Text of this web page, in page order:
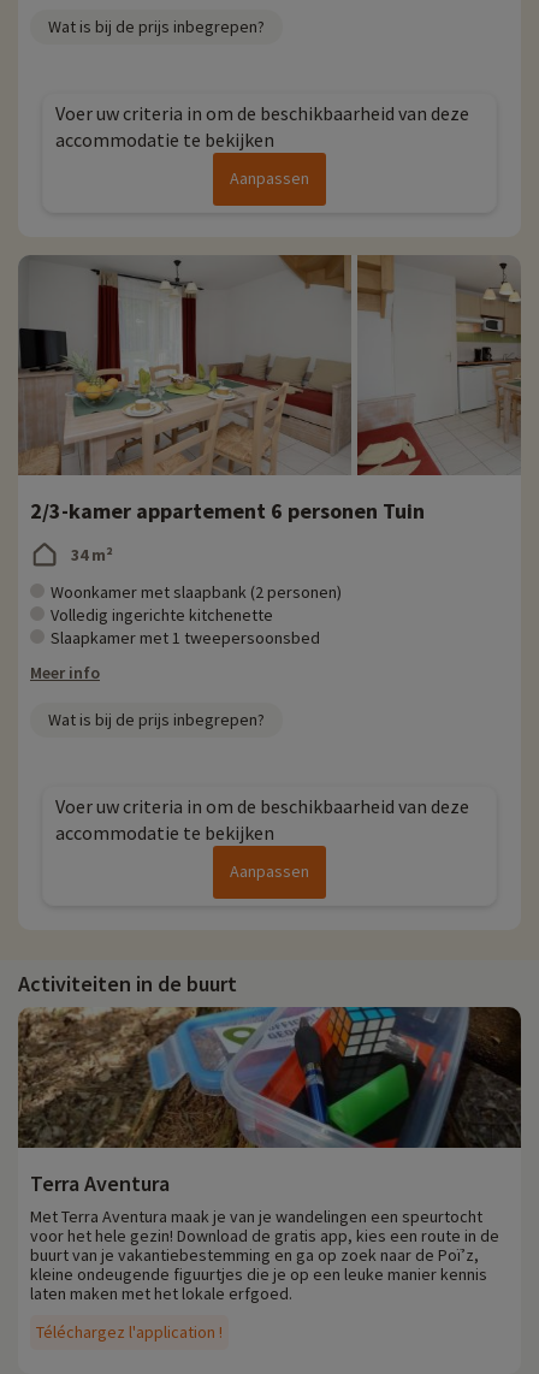
Wat is bij de prijs inbegrepen?
Voer uw criteria in om de beschikbaarheid van deze
accommodatie te bekijken
Aanpassen
2/3-kamer appartement 6 personen Tuin
34 m²
Woonkamer met slaapbank (2 personen)
Volledig ingerichte kitchenette
Slaapkamer met 1 tweepersoonsbed
Meer info
Wat is bij de prijs inbegrepen?
Voer uw criteria in om de beschikbaarheid van deze
accommodatie te bekijken
Aanpassen
Activiteiten in de buurt
Terra Aventura
Téléchargez l'application !
Met Terra Aventura maak je van je wandelingen een speurtocht
voor het hele gezin! Download de gratis app, kies een route in de
buurt van je vakantiebestemming en ga op zoek naar de Poï’z,
kleine ondeugende figuurtjes die je op een leuke manier kennis
laten maken met het lokale erfgoed.